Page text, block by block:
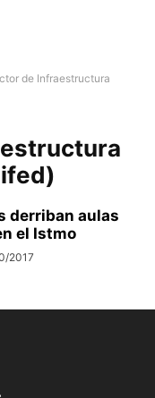
de Infraestructura
derriban aulas
el Istmo
2017